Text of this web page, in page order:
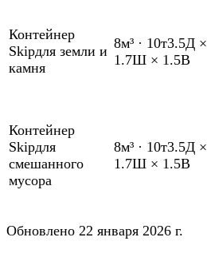
Контейнер
Skipдля земли и
камня
8м³ · 10т3.5Д ×
1.7Ш × 1.5В
Контейнер
Skipдля
смешанного
мусора
8м³ · 10т3.5Д ×
1.7Ш × 1.5В
Обновлено 22 января 2026 г.